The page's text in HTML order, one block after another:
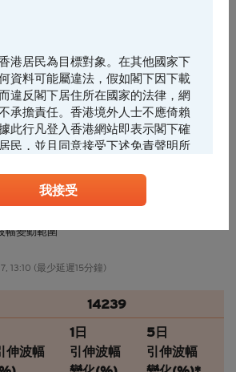
港居民為目標對象。在其他國家下
資料可能屬違法，假如閣下因下載
違反閣下居住所在國家的法律，網
承擔責任。香港境外人士不應倚賴
此行凡登入香港網站即表示閣下確
民，並且同意接受下述免責聲明所
港網站或可能管有其中所載材料，
何適用的限制（包括本文所載
任。本香港網站所載的任何資料嚴
、傳送、披露或發佈給當地人士，
接在美國或向任何美籍人士（定義
券法》S規例）傳閱。為遵守適用
香港網站的內容僅為香港居民而
香港境外登入、瀏覽本香港網站及/
我接受
30/07 31/0703/0804/0805/08
幅變動範圍
13:10 (最少延遲15分鐘)
14239
伸波幅
1日
引伸波幅
5日
引伸波幅